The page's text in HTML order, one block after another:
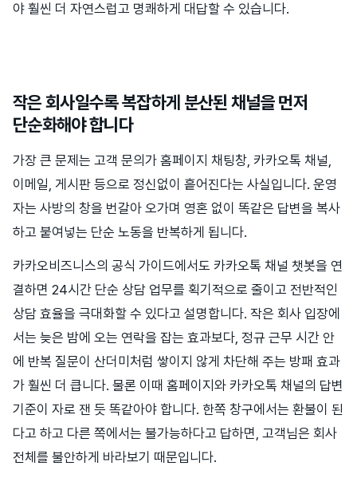
야 훨씬 더 자연스럽고 명쾌하게 대답할 수 있습니다.
작은 회사일수록 복잡하게 분산된 채널을 먼저
단순화해야 합니다
가장 큰 문제는 고객 문의가 홈페이지 채팅창, 카카오톡 채널,
이메일, 게시판 등으로 정신없이 흩어진다는 사실입니다. 운영
자는 사방의 창을 번갈아 오가며 영혼 없이 똑같은 답변을 복사
하고 붙여넣는 단순 노동을 반복하게 됩니다.
카카오비즈니스의 공식 가이드에서도 카카오톡 채널 챗봇을 연
결하면 24시간 단순 상담 업무를 획기적으로 줄이고 전반적인
상담 효율을 극대화할 수 있다고 설명합니다. 작은 회사 입장에
서는 늦은 밤에 오는 연락을 잡는 효과보다, 정규 근무 시간 안
에 반복 질문이 산더미처럼 쌓이지 않게 차단해 주는 방패 효과
가 훨씬 더 큽니다. 물론 이때 홈페이지와 카카오톡 채널의 답변
기준이 자로 잰 듯 똑같아야 합니다. 한쪽 창구에서는 환불이 된
다고 하고 다른 쪽에서는 불가능하다고 답하면, 고객님은 회사
전체를 불안하게 바라보기 때문입니다.